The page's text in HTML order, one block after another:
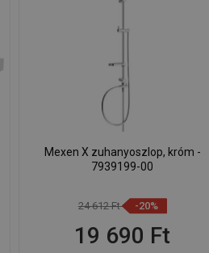
Mexen X zuhanyoszlop, króm -
7939199-00
24 612 Ft -20%
19 690 Ft